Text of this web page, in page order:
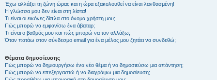
Έχω αλλάξει τη ζώνη ώρας και η ώρα εξακολουθεί να είναι λανθασμένη!
Η γλώσσα μου δεν είναι στη λίστα!
Τι είναι οι εικόνες δίπλα στο όνομα χρήστη μου;
Πώς μπορώ να εμφανίσω ένα άβαταρ;
Τι είναι ο βαθμός μου και πώς μπορώ να τον αλλάξω;
Όταν πατάω στον σύνδεσμο email για ένα μέλος μου ζητάει να συνδεθώ;
Θέματα δημοσίευσης
Πώς μπορώ να δημιουργήσω ένα νέο θέμα ή να δημοσιεύσω μια απάντηση;
Πώς μπορώ να επεξεργαστώ ή να διαγράψω μια δημοσίευση;